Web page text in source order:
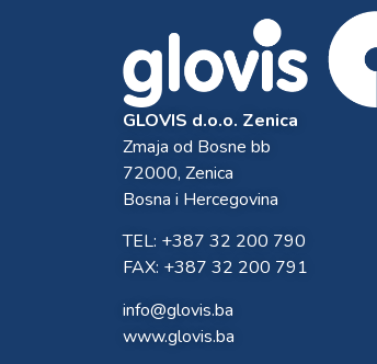
GLOVIS d.o.o. Zenica
Zmaja od Bosne bb
72000, Zenica
Bosna i Hercegovina
TEL: +387 32 200 790
FAX: +387 32 200 791
info@glovis.ba
www.glovis.ba